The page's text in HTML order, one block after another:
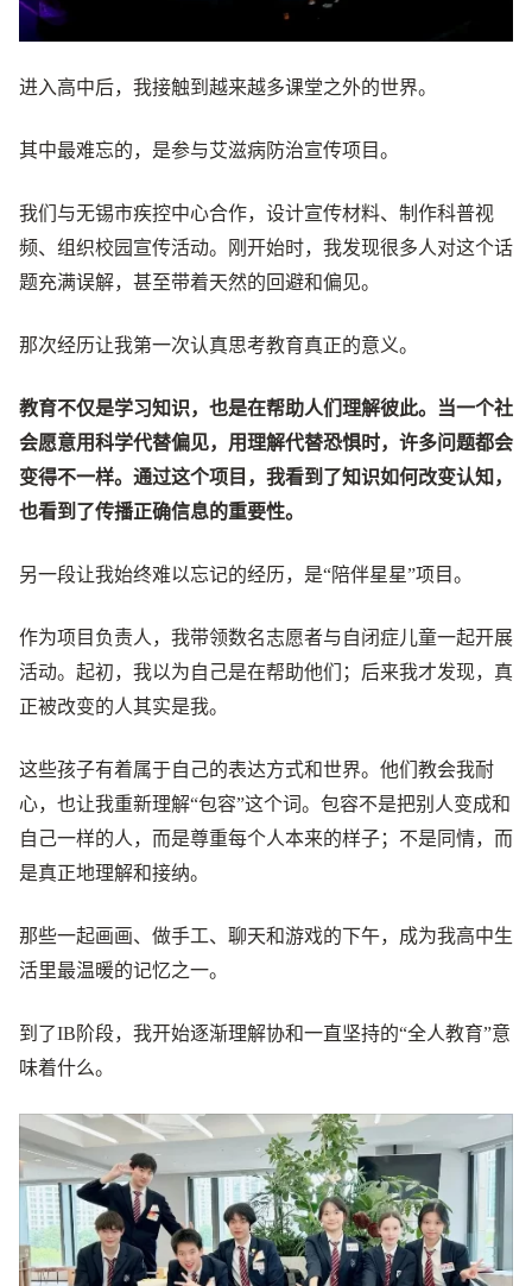
进入高中后，我接触到越来越多课堂之外的世界。
其中最难忘的，是参与艾滋病防治宣传项目。
我们与无锡市疾控中心合作，设计宣传材料、制作科普视
频、组织校园宣传活动。刚开始时，我发现很多人对这个话
题充满误解，甚至带着天然的回避和偏见。
那次经历让我第一次认真思考教育真正的意义。
教育不仅是学习知识，也是在帮助人们理解彼此。当一个社
会愿意用科学代替偏见，用理解代替恐惧时，许多问题都会
变得不一样。通过这个项目，我看到了知识如何改变认知，
也看到了传播正确信息的重要性。
另一段让我始终难以忘记的经历，是“陪伴星星”项目。
作为项目负责人，我带领数名志愿者与自闭症儿童一起开展
活动。起初，我以为自己是在帮助他们；后来我才发现，真
正被改变的人其实是我。
这些孩子有着属于自己的表达方式和世界。他们教会我耐
心，也让我重新理解“包容”这个词。包容不是把别人变成和
自己一样的人，而是尊重每个人本来的样子；不是同情，而
是真正地理解和接纳。
那些一起画画、做手工、聊天和游戏的下午，成为我高中生
活里最温暖的记忆之一。
到了IB阶段，我开始逐渐理解协和一直坚持的“全人教育”意
味着什么。